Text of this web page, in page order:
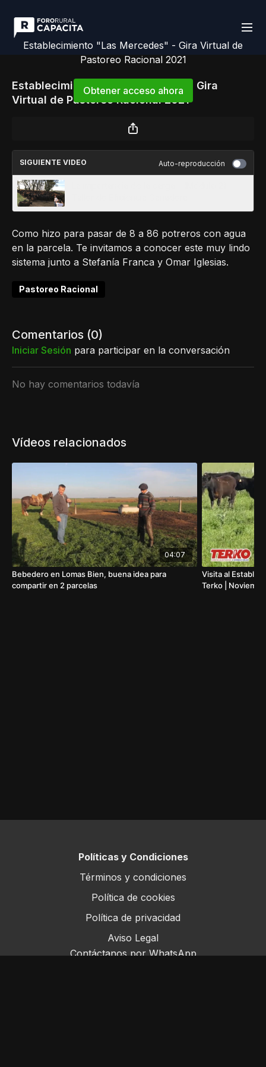
Establecimiento "Las Mercedes" - Gira Virtual de
Pastoreo Racional 2021
Obtener acceso ahora
iniciar sesiónpara continuar
Establecimiento "Las Mercedes" - Gira
Virtual de Pastoreo Racional 2021
SIGUIENTE VIDEO Auto-reproducción
Como hizo para pasar de 8 a 86 potreros con agua
en la parcela. Te invitamos a conocer este muy lindo
sistema junto a Stefanía Franca y Omar Iglesias.
Pastoreo Racional
Comentarios (0)
Iniciar Sesión para participar en la conversación
No hay comentarios todavía
Vídeos relacionados
04:07
Bebedero en Lomas Bien, buena idea para
compartir en 2 parcelas
Visita al
Terko |
Políticas y Condiciones
Términos y condiciones
Política de cookies
Política de privacidad
Aviso Legal
Contáctanos por WhatsApp